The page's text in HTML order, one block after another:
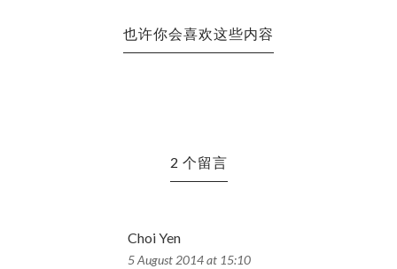
也许你会喜欢这些内容
2 个留言
Choi Yen
5 August 2014 at 15:10